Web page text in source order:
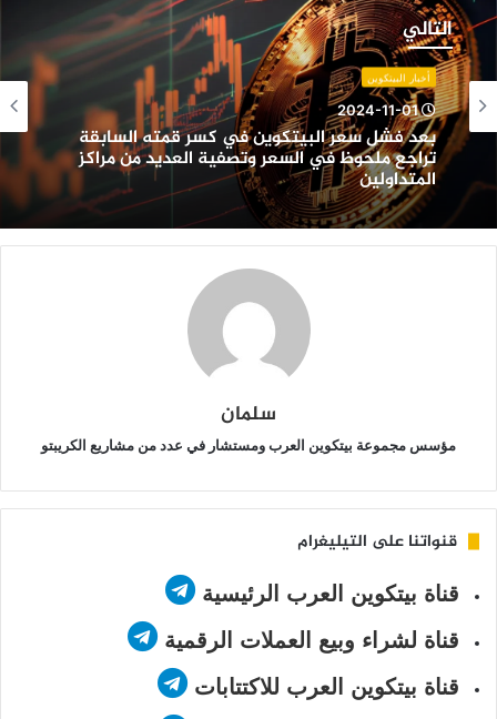
التالي
فشل
سعر
البيتكوين
كسر
قمته
السابقة
تراجع
ملحوظ
في
السعر
أخبار البيتكوين
2024-11-01
بعد فشل سعر البيتكوين في كسر قمته السابقة
تراجع ملحوظ في السعر وتصفية العديد من مراكز
المتداولين
سلمان
مؤسس مجموعة بيتكوين العرب ومستشار في عدد من مشاريع الكريبتو
قنواتنا على التيليغرام
قناة بيتكوين العرب الرئيسية
قناة لشراء وبيع العملات الرقمية
قناة بيتكوين العرب للاكتتابات